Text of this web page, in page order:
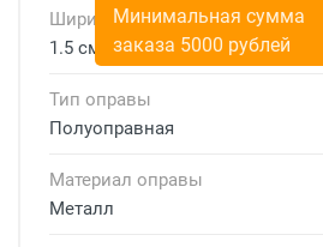
Ширина мостика
1.5 см
Тип оправы
Полуоправная
Материал оправы
Металл
Минимальная сумма
заказа 5000 рублей